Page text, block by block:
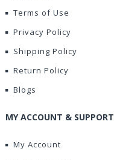
Terms of Use
Privacy Policy
Shipping Policy
Return Policy
Blogs
MY ACCOUNT & SUPPORT
My Account